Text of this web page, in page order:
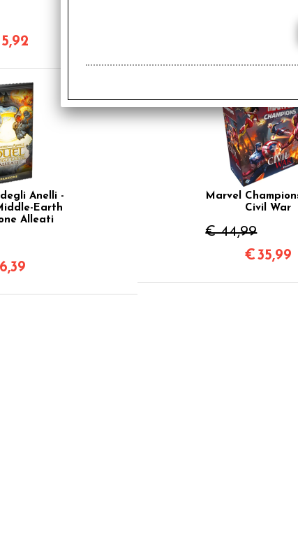
degli Anelli -
Earth
Alleati
6,39
Marvel
Civil War
€ 44,99
€ 35,99